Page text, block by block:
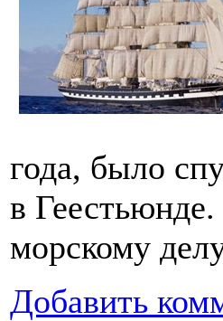
года, было
в
морскому
Добавить